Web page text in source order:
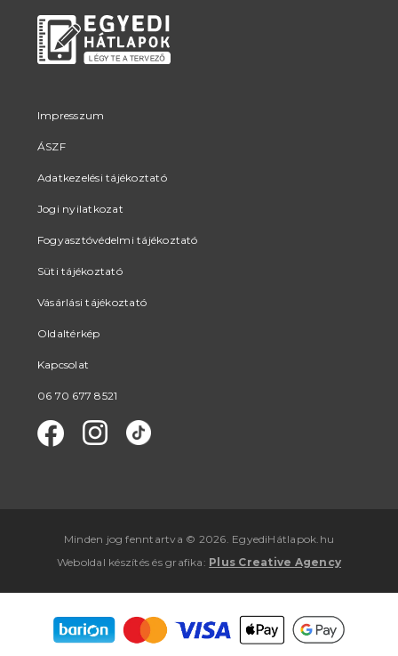
Impresszum
ÁSZF
Adatkezelési tájékoztató
Jogi nyilatkozat
Fogyasztóvédelmi tájékoztató
Süti tájékoztató
Vásárlási tájékoztató
Oldaltérkép
Kapcsolat
06 70 677 8521
Minden jog fenntartva © 2026. EgyediHátlapok.hu
Weboldal készítés ésgrafika : Plus Creative Agency